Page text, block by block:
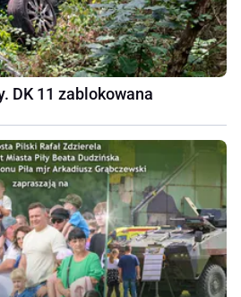
DK 11 zablokowana